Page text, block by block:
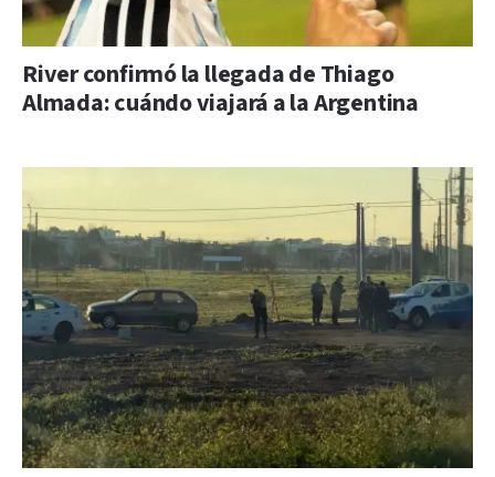
River confirmó la llegada de Thiago
Almada: cuándo viajará a la Argentina